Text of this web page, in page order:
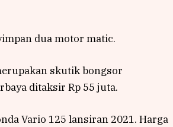
dua motor matic.
skutik bongsor
ditaksir Rp 55 juta.
Vario 125 lansiran 2021. Harga